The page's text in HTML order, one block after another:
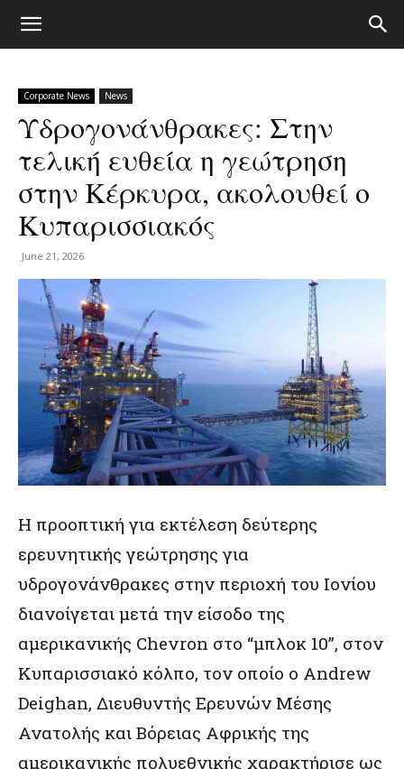
Corporate News News
Υδρογονάνθρακες: Στην
τελική ευθεία η γεώτρηση
στην Κέρκυρα, ακολουθεί ο
Κυπαρισσιακός
June 21, 2026
Η προοπτική για εκτέλεση δεύτερης
ερευνητικής γεώτρησης για
υδρογονάνθρακες στην περιοχή του Ιονίου
διανοίγεται μετά την είσοδο της
αμερικανικής Chevron στο “μπλοκ 10”, στον
Κυπαρισσιακό κόλπο, τον οποίο ο Andrew
Deighan, Διευθυντής Ερευνών Μέσης
Ανατολής και Βόρειας Αφρικής της
αμερικανικής πολυεθνικής χαρακτήρισε ως